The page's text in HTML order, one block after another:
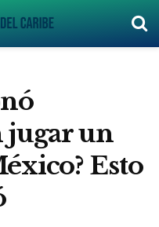
jugar un
Esto